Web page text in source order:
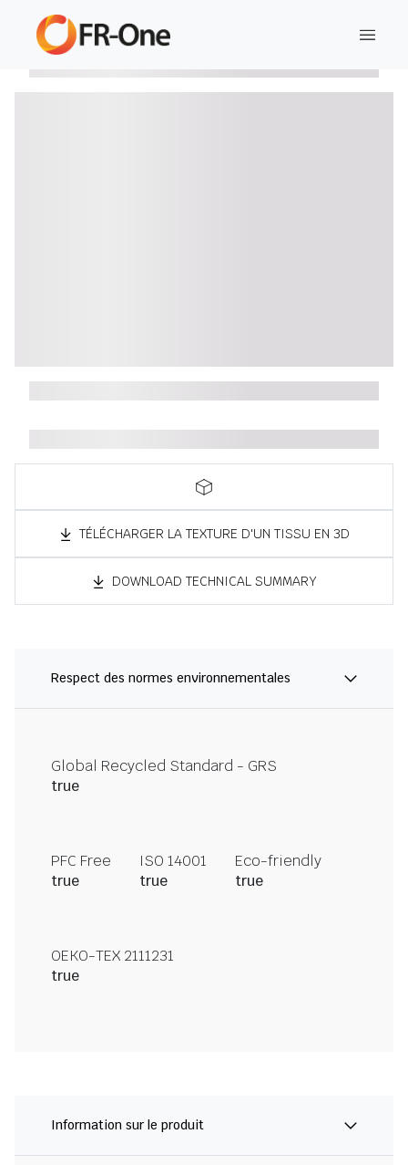
TÉLÉCHARGER LA TEXTURE D'UN TISSU EN 3D
DOWNLOAD TECHNICAL SUMMARY
Respect des normes environnementales
Global Recycled Standard - GRS
true
PFC Free
true
ISO 14001
true
Eco-friendly
true
OEKO-TEX 2111231
true
Information sur le produit